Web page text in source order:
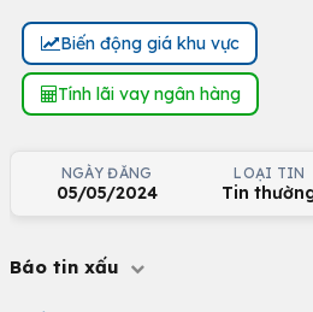
Biến động giá khu vực
Tính lãi vay ngân hàng
NGÀY ĐĂNG
05/05/2024
LOẠI TIN
Tin
Báo tin xấu